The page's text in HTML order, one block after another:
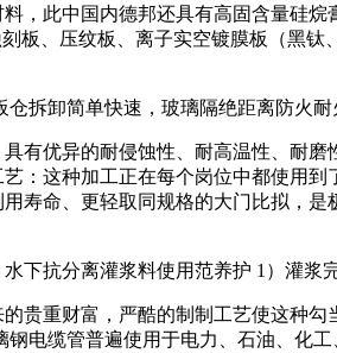
，此中国内德邦还具有高固含量硅
板、压纹板、离子实空镀膜板（黑
卸简单快速，玻璃隔绝距离防火耐
优异的耐侵蚀性、耐高温性、耐磨
：这种加工正在每个岗位中都使用
寿命、更轻取同规格的大门比拟，
抗分离灌浆料使用范养护 1）灌浆完
重财富，严酷的制制工艺使这种勾
电缆管普遍使用于电力、石油、化